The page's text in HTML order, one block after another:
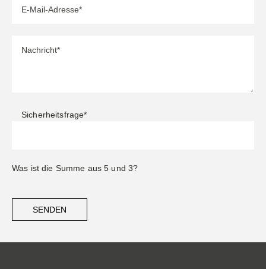
Sicherheitsfrage*
Was ist die Summe aus 5 und 3?
SENDEN